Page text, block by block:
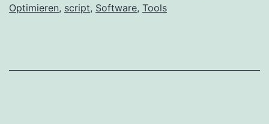
Youtube
Optimieren, script, Software, Tools